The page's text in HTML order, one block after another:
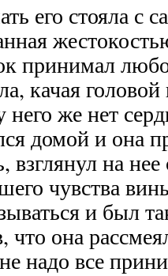
его стояла с
принимал
качая
него же нет
домой и она
взглянул на
чувства
и был
что она
надо все